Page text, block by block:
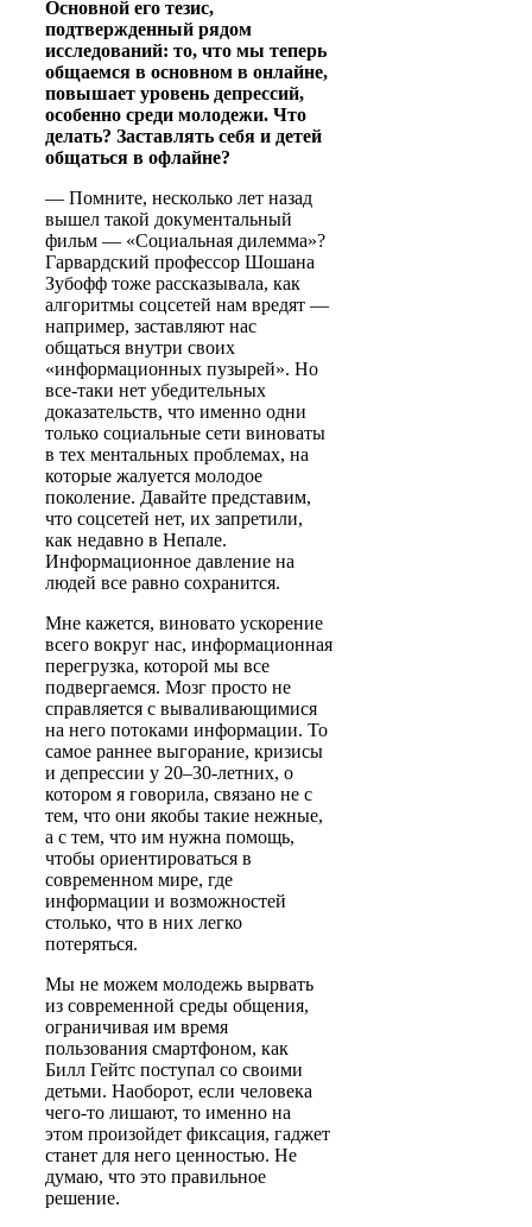
Основной его тезис,
подтвержденный рядом
исследований: то, что мы теперь
общаемся в основном в онлайне,
повышает уровень депрессий,
особенно среди молодежи. Что
делать? Заставлять себя и детей
общаться в офлайне?
— Помните, несколько лет назад
вышел такой документальный
фильм — «Социальная дилемма»?
Гарвардский профессор Шошана
Зубофф тоже рассказывала, как
алгоритмы соцсетей нам вредят —
например, заставляют нас
общаться внутри своих
«информационных пузырей». Но
все-таки нет убедительных
доказательств, что именно одни
только социальные сети виноваты
в тех ментальных проблемах, на
которые жалуется молодое
поколение. Давайте представим,
что соцсетей нет, их запретили,
как недавно в Непале.
Информационное давление на
людей все равно сохранится.
Мне кажется, виновато ускорение
всего вокруг нас, информационная
перегрузка, которой мы все
подвергаемся. Мозг просто не
справляется с вываливающимися
на него потоками информации. То
самое раннее выгорание, кризисы
и депрессии у 20–30-летних, о
котором я говорила, связано не с
тем, что они якобы такие нежные,
а с тем, что им нужна помощь,
чтобы ориентироваться в
современном мире, где
информации и возможностей
столько, что в них легко
потеряться.
Мы не можем молодежь вырвать
из современной среды общения,
ограничивая им время
пользования смартфоном, как
Билл Гейтс поступал со своими
детьми. Наоборот, если человека
чего-то лишают, то именно на
этом произойдет фиксация, гаджет
станет для него ценностью. Не
думаю, что это правильное
решение.